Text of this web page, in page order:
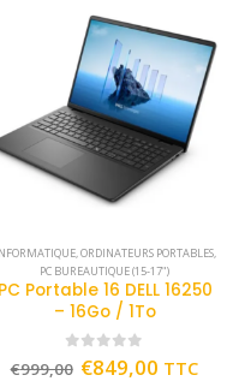
,ORDINATEURS PORTABLES,
PC BUREAUTIQUE (15-17")
PC Portable 16 DELL 16250
– 16Go / 1To
out of 5
€999,00 €849,00 TTC